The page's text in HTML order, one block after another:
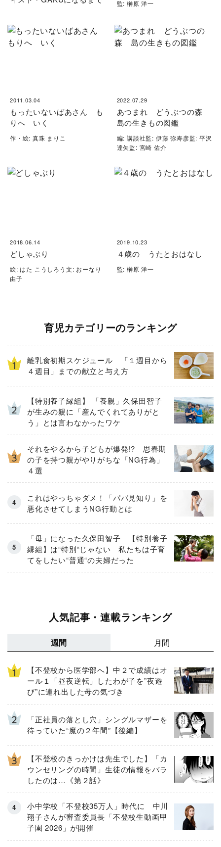
監: 榊原 洋一
2011.03.04
もったいないばあさん も
りへ いく
作・絵: 真珠 まりこ
2022.07.29
あつまれ どうぶつの森
島の生きもの図鑑
編: 講談社監: 伊藤 弥寿彦監: 平沢
達矢監: 宮崎 佑介
2018.06.14
どしゃぶり
絵: はた こうしろう文: おーなり
由子
2019.10.23
４歳の うたとおはなし
監: 榊原 洋一
育児カテゴリーのランキング
離乳食初期スケジュール 「１週目から
４週目」までの献立と与え方
【特別養子縁組】 「養親」久保田智子
が生みの親に「産んでくれてありがと
う」とは言わなかったワケ
それをやるから子どもが爆発!? 思春期
の子を持つ親がやりがちな「NG行為」
４選
これはやっちゃダメ！「パパ見知り」を
悪化させてしまうNG行動とは
「母」になった久保田智子 【特別養子
縁組】は“特別“じゃない 私たちは子育
てをしたい“普通“の夫婦だった
人気記事・連載ランキング
週間 月間
【不登校から医学部へ】中２で成績はオ
ール１「昼夜逆転」したわが子を”夜遊
び”に連れ出した母の気づき
「正社員の落とし穴」シングルマザーを
待っていた“魔の２年間”【後編】
【不登校のきっかけは先生でした】「カ
ウンセリングの時間」生徒の情報をバラ
したのは…《第２話》
小中学校「不登校35万人」時代に 中川
翔子さんが審査委員長「不登校生動画甲
子園 2026」が開催